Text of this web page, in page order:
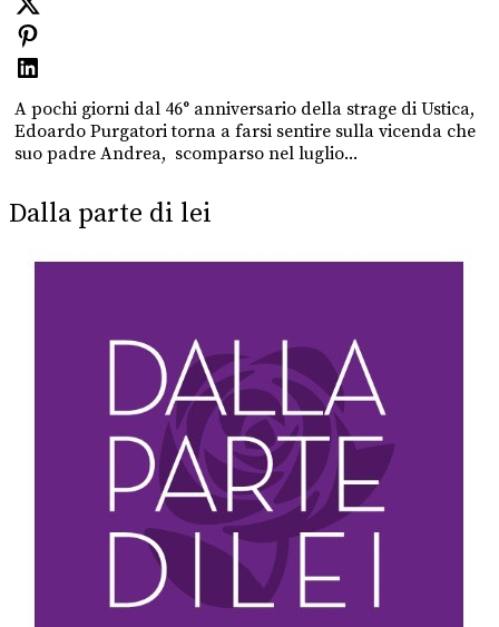
A pochi giorni dal 46° anniversario della strage di Ustica,
Edoardo Purgatori torna a farsi sentire sulla vicenda che
suo padre Andrea, scomparso nel luglio...
Dalla parte di lei